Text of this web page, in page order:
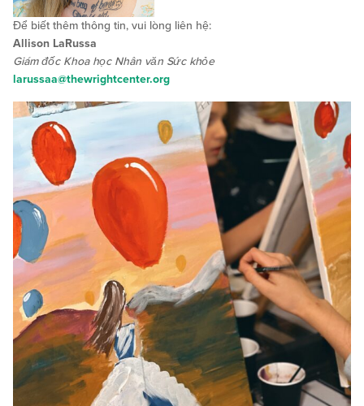
Để biết thêm thông tin, vui lòng liên hệ:
Allison LaRussa
Giám đốc Khoa học Nhân văn Sức khỏe
larussaa@thewrightcenter.org